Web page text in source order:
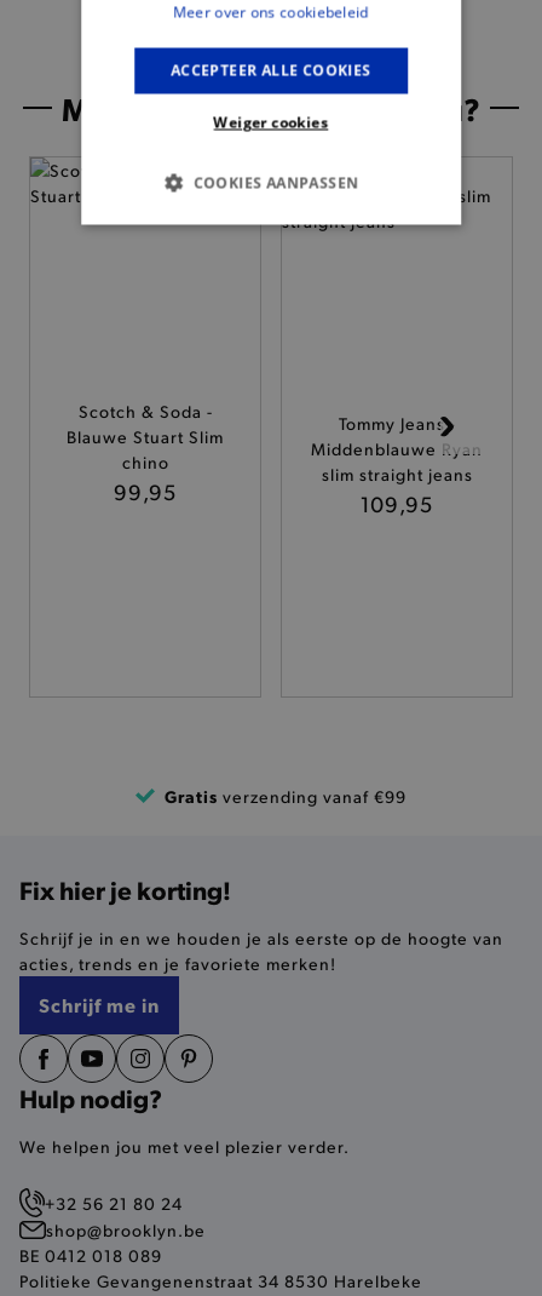
Misschien is dit iets voor jou?
Scotch & Soda -
Blauwe Stuart Slim
chino
99,95
Tommy Jeans -
Middenblauwe Ryan
slim straight jeans
109,95
Gratis verzending vanaf €99
Fix hier je korting!
Schrijf je in en we houden je als eerste op de hoogte van
acties, trends en je favoriete merken!
Schrijf me in
Hulp nodig?
We helpen jou met veel plezier verder.
+32 56 21 80 24
shop@brooklyn.be
BE 0412 018 089
Politieke Gevangenenstraat 34 8530 Harelbeke
Meer over ons cookiebeleid
ACCEPTEER ALLE COOKIES
Weiger cookies
COOKIES AANPASSEN
BASIS COOKIES
FUNCTIONALITEIT
Targeting
niet jouw identiteit.
pickupAddress
product-out-of-stock-modal